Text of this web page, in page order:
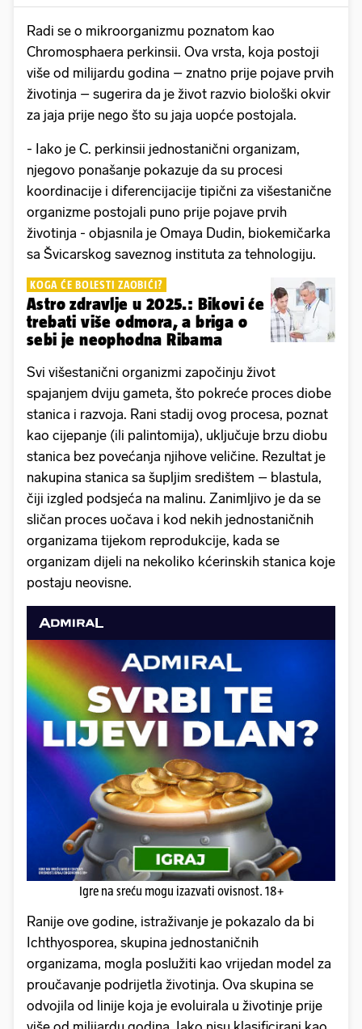
Radi se o mikroorganizmu poznatom kao
Chromosphaera perkinsii. Ova vrsta, koja postoji
više od milijardu godina – znatno prije pojave prvih
životinja – sugerira da je život razvio biološki okvir
za jaja prije nego što su jaja uopće postojala.
- Iako je C. perkinsii jednostanični organizam,
njegovo ponašanje pokazuje da su procesi
koordinacije i diferencijacije tipični za višestanične
organizme postojali puno prije pojave prvih
životinja - objasnila je Omaya Dudin, biokemičarka
sa Švicarskog saveznog instituta za tehnologiju.
KOGA ĆE BOLESTI ZAOBIĆI?
Astro zdravlje u 2025.: Bikovi će
trebati više odmora, a briga o
sebi je neophodna Ribama
Svi višestanični organizmi započinju život
spajanjem dviju gameta, što pokreće proces diobe
stanica i razvoja. Rani stadij ovog procesa, poznat
kao cijepanje (ili palintomija), uključuje brzu diobu
stanica bez povećanja njihove veličine. Rezultat je
nakupina stanica sa šupljim središtem – blastula,
čiji izgled podsjeća na malinu. Zanimljivo je da se
sličan proces uočava i kod nekih jednostaničnih
organizama tijekom reprodukcije, kada se
organizam dijeli na nekoliko kćerinskih stanica koje
postaju neovisne.
Igre na sreću mogu izazvati ovisnost. 18+
Ranije ove godine, istraživanje je pokazalo da bi
Ichthyosporea, skupina jednostaničnih
organizama, mogla poslužiti kao vrijedan model za
proučavanje podrijetla životinja. Ova skupina se
odvojila od linije koja je evoluirala u životinje prije